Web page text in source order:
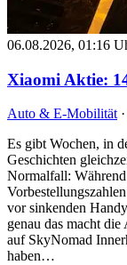
06.08.2026, 01:16
Xiaomi Aktie:
Auto & E-Mobilität ·
Es gibt Wochen, in
Geschichten
Normalfall:
vor sinkenden
genau das macht
auf SkyNomad
haben…